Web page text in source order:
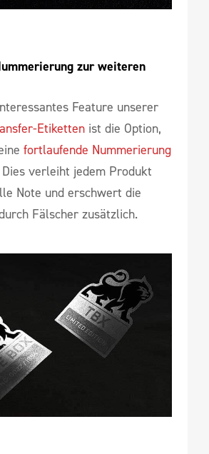
zur weiteren
Feature unserer
Etiketten ist die Option,
fortlaufende Nummerierung
Dies verleiht jedem Produkt
Note und erschwert die
Fälscher zusätzlich.